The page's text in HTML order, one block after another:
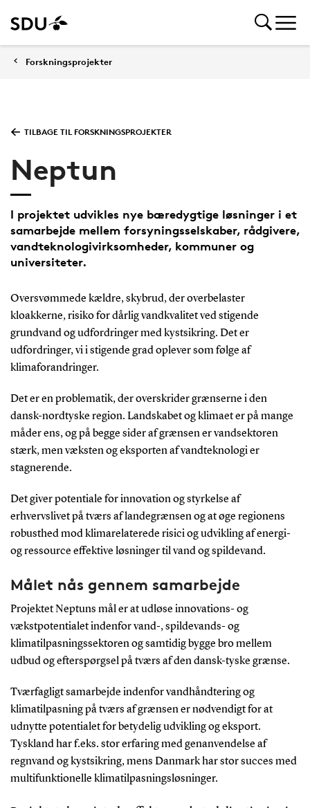
Forskningsprojekter
TILBAGE TIL FORSKNINGSPROJEKTER
Neptun
I projektet udvikles nye bæredygtige løsninger i et
samarbejde mellem forsyningsselskaber, rådgivere,
vandteknologivirksomheder, kommuner og
universiteter.
Oversvømmede kældre, skybrud, der overbelaster
kloakkerne, risiko for dårlig vandkvalitet ved stigende
grundvand og udfordringer med kystsikring. Det er
udfordringer, vi i stigende grad oplever som følge af
klimaforandringer.
Det er en problematik, der overskrider grænserne i den
dansk-nordtyske region. Landskabet og klimaet er på mange
måder ens, og på begge sider af grænsen er vandsektoren
stærk, men væksten og eksporten af vandteknologi er
stagnerende.
Det giver potentiale for innovation og styrkelse af
erhvervslivet på tværs af landegrænsen og at øge regionens
robusthed mod klimarelaterede risici og udvikling af energi-
og ressource effektive løsninger til vand og spildevand.
Målet nås gennem samarbejde
Projektet Neptuns mål er at udløse innovations- og
vækstpotentialet indenfor vand-, spildevands- og
klimatilpasningssektoren og samtidig bygge bro mellem
udbud og efterspørgsel på tværs af den dansk-tyske grænse.
Tværfagligt samarbejde indenfor vandhåndtering og
klimatilpasning på tværs af grænsen er nødvendigt for at
udnytte potentialet for betydelig udvikling og eksport.
Tyskland har f.eks. stor erfaring med genanvendelse af
regnvand og kystsikring, mens Danmark har stor succes med
multifunktionelle klimatilpasningsløsninger.